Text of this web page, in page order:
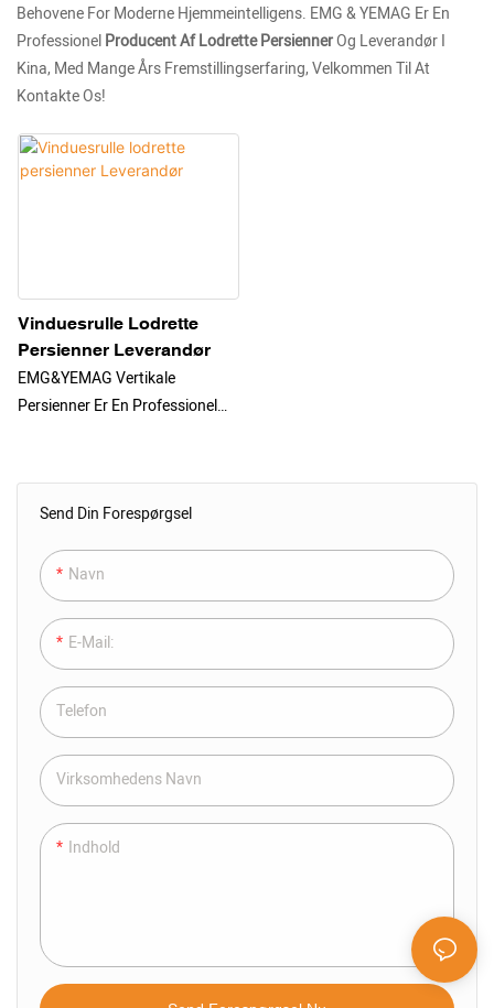
Behovene For Moderne Hjemmeintelligens. EMG & YEMAG Er En
ProfessionelProducent Af Lodrette PersiennerOg Leverandør I
Kina, Med Mange Års Fremstillingserfaring, Velkommen Til At
Kontakte Os!
Send Din Forespørgsel
Navn
E-Mail:
Telefon
Virksomhedens Navn
Indhold
Vinduesrulle Lodrette
Persienner Leverandør
EMG&YEMAG Vertikale
Persienner Er En Professionel
Problemfrit. Produktet Kan
Åbnes Og Lukkes Til Venstre Og
Efter Ønske. Der Er To
Kørselsmetoder, Manuel
Træksnor Type Og Motordrevet
Fjernbetjening. Velegnet Til
Store Glasfacade, Uanset I
Boligbyggeri, Eller På Hotellet Er
Det Smukkeste Valg